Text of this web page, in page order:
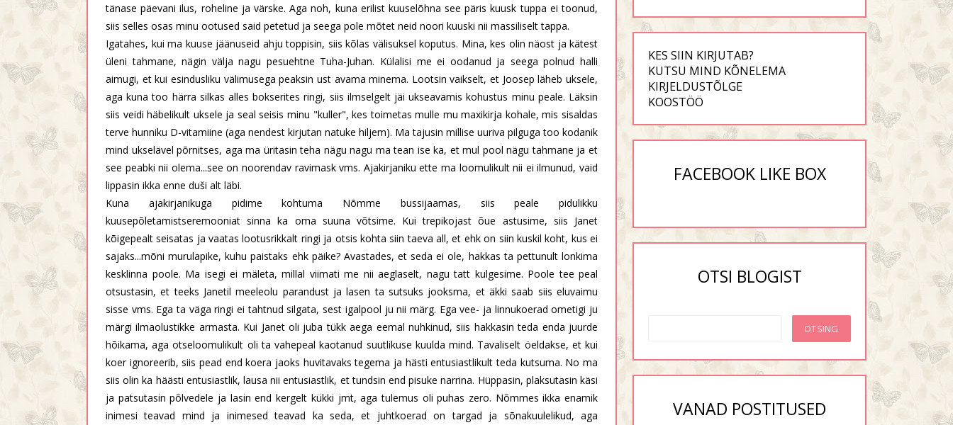
tänase päevani ilus, roheline ja värske. Aga noh, kuna erilist kuuselõhna see päris kuusk tuppa ei toonud,
siis selles osas minu ootused said petetud ja seega pole mõtet neid noori kuuski nii massiliselt tappa.
Igatahes, kui ma kuuse jäänuseid ahju toppisin, siis kõlas välisuksel koputus. Mina, kes olin näost ja kätest
üleni tahmane, nägin välja nagu pesuehtne Tuha-Juhan. Külalisi me ei oodanud ja seega polnud halli
aimugi, et kui esindusliku välimusega peaksin ust avama minema. Lootsin vaikselt, et Joosep läheb uksele,
aga kuna too härra silkas alles bokserites ringi, siis ilmselgelt jäi ukseavamis kohustus minu peale. Läksin
siis veidi häbelikult uksele ja seal seisis minu "kuller", kes toimetas mulle mu maxikirja kohale, mis sisaldas
terve hunniku D-vitamiine (aga nendest kirjutan natuke hiljem). Ma tajusin millise uuriva pilguga too kodanik
mind ukselävel põrnitses, aga ma üritasin teha nägu nagu ma tean ise ka, et mul pool nägu tahmane ja et
see peabki nii olema...see on noorendav ravimask vms. Ajakirjaniku ette ma loomulikult nii ei ilmunud, vaid
lippasin ikka enne duši alt läbi.
Kuna ajakirjanikuga pidime kohtuma Nõmme bussijaamas, siis peale pidulikku
kuusepõletamistseremooniat sinna ka oma suuna võtsime. Kui trepikojast õue astusime, siis Janet
kõigepealt seisatas ja vaatas lootusrikkalt ringi ja otsis kohta siin taeva all, et ehk on siin kuskil koht, kus ei
sajaks...mõni murulapike, kuhu paistaks ehk päike? Avastades, et seda ei ole, hakkas ta pettunult lonkima
kesklinna poole. Ma isegi ei mäleta, millal viimati me nii aeglaselt, nagu tatt kulgesime. Poole tee peal
otsustasin, et teeks Janetil meeleolu parandust ja lasen ta sutsuks jooksma, et äkki saab siis eluvaimu
sisse vms. Ega ta väga ringi ei tahtnud silgata, sest igalpool ju nii märg. Ega vee- ja linnukoerad ometigi ju
märgi ilmaolustikke armasta. Kui Janet oli juba tükk aega eemal nuhkinud, siis hakkasin teda enda juurde
hõikama, aga otseloomulikult oli ta vahepeal kaotanud suutlikuse kuulda mind. Tavaliselt öeldakse, et kui
koer ignoreerib, siis pead end koera jaoks huvitavaks tegema ja hästi entusiastlikult teda kutsuma. No ma
siis olin ka häästi entusiastlik, lausa nii entusiastlik, et tundsin end pisuke narrina. Hüppasin, plaksutasin käsi
ja patsutasin põlvedele ja lasin end kergelt kükki jmt, aga tulemus oli puhas zero. Nõmmes ikka enamik
inimesi teavad mind ja inimesed teavad ka seda, et juhtkoerad on targad ja sõnakuulelikud, aga
KES SIIN KIRJUTAB?
KUTSU MIND KÕNELEMA
KIRJELDUSTÕLGE
KOOSTÖÖ
FACEBOOK LIKE BOX
OTSI BLOGIST
VANAD POSTITUSED